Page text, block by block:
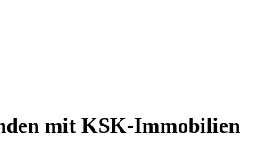
mit KSK-Immobilien